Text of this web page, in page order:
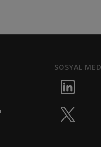
SOSYAL